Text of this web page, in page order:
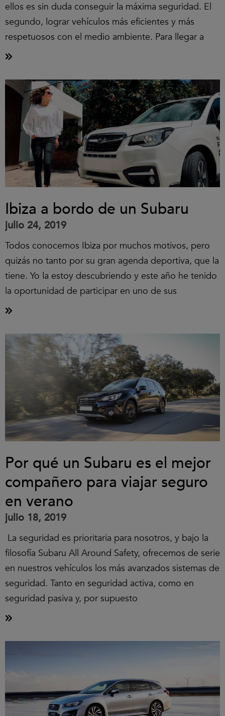
ellos es sin duda conseguir la máxima seguridad. El
segundo, lograr vehículos más eficientes y más
respetuosos con el medio ambiente. Para llegar a
Ibiza a bordo de un Subaru
julio 24, 2019
Todos conocemos Ibiza por muchos motivos, pero
quizás no tanto por su gran agenda deportiva, que la
tiene. Yo la estoy descubriendo y este año he tenido
la oportunidad de participar en uno de sus
Por qué un Subaru es el mejor
compañero para viajar seguro
en verano
julio 18, 2019
La seguridad es prioritaria para nosotros, y bajo la
filosofía Subaru All Around Safety, ofrecemos de serie
en nuestros vehículos los más avanzados sistemas de
seguridad. Tanto en seguridad activa, como en
seguridad pasiva y, por supuesto